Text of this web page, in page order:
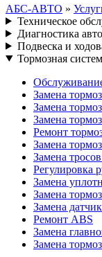
АБС-АВТО »
Техническое
Диагностика
Подвеска и
Тормозная
Замена
Замена
Замена
Ремонт
Замена
Замена
Регулировка
Замена
Замена
Замена
Ремонт ABS
Замена
Замена